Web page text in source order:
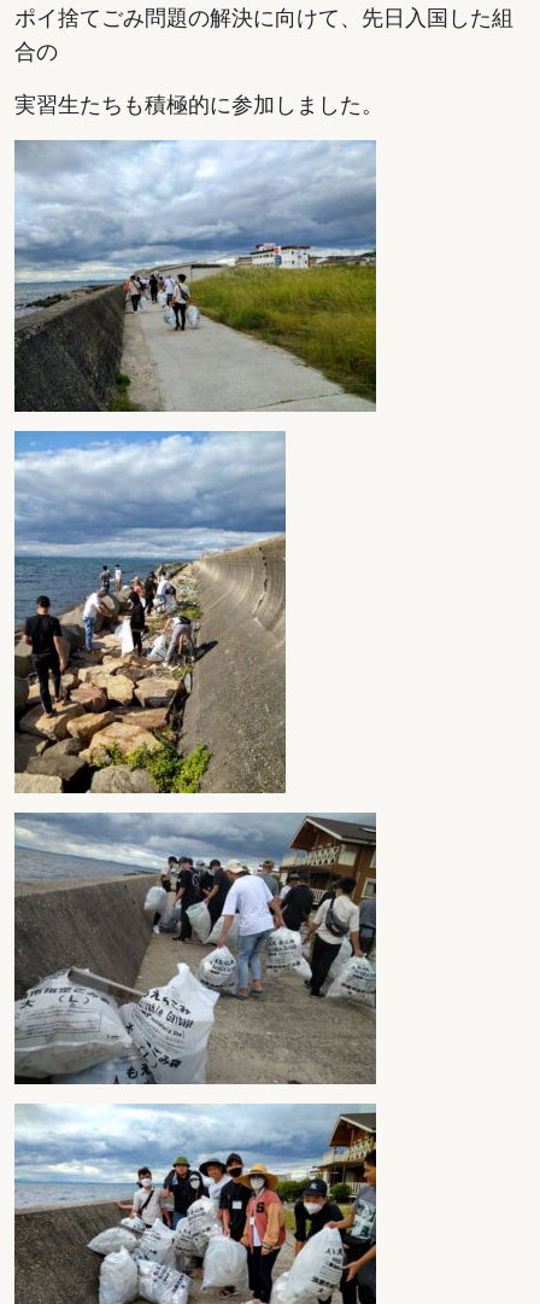
ポイ捨てごみ問題の解決に向けて、先日入国した組
合の
実習生たちも積極的に参加しました。